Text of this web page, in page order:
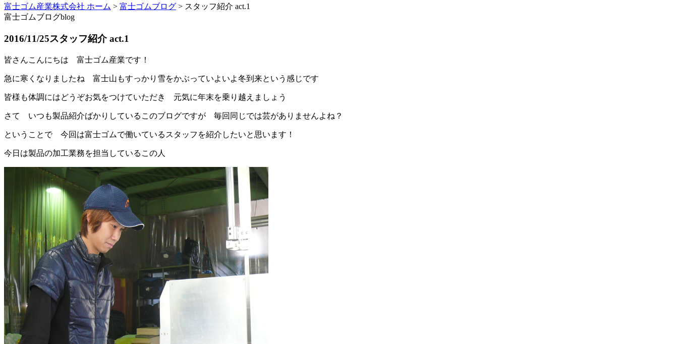
富士ゴム産業株式会社 ホーム > 富士ゴムブログ > スタッフ紹介 act.1
富士ゴムブログblog
2016/11/25スタッフ紹介 act.1
皆さんこんにちは 富士ゴム産業です！
急に寒くなりましたね 富士山もすっかり雪をかぶっていよいよ冬到来という感じです
皆様も体調にはどうぞお気をつけていただき 元気に年末を乗り越えましょう
さて いつも製品紹介ばかりしているこのブログですが 毎回同じでは芸がありませんよね？
ということで 今回は富士ゴムで働いているスタッフを紹介したいと思います！
今日は製品の加工業務を担当しているこの人